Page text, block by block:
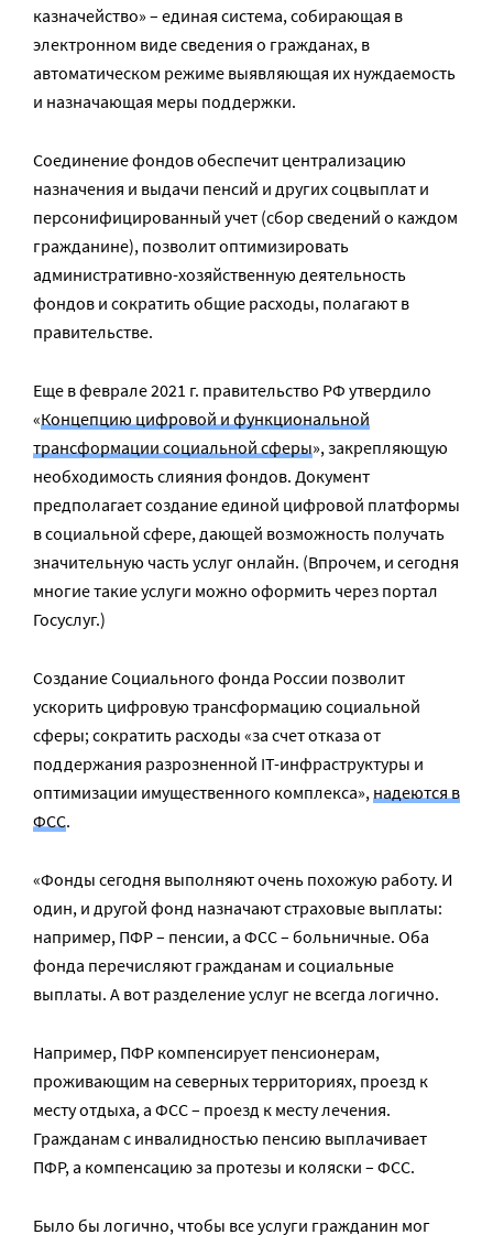
казначейство» – единая система, собирающая в
электронном виде сведения о гражданах, в
автоматическом режиме выявляющая их нуждаемость
и назначающая меры поддержки.
Соединение фондов обеспечит централизацию
назначения и выдачи пенсий и других соцвыплат и
персонифицированный учет (сбор сведений о каждом
гражданине), позволит оптимизировать
административно-хозяйственную деятельность
фондов и сократить общие расходы, полагают в
правительстве.
Еще в феврале 2021 г. правительство РФ утвердило
«Концепцию цифровой и функциональной
трансформации социальной сферы», закрепляющую
необходимость слияния фондов. Документ
предполагает создание единой цифровой платформы
в социальной сфере, дающей возможность получать
значительную часть услуг онлайн. (Впрочем, и сегодня
многие такие услуги можно оформить через портал
Госуслуг.)
Создание Социального фонда России позволит
ускорить цифровую трансформацию социальной
сферы; сократить расходы «за счет отказа от
поддержания разрозненной IT-инфраструктуры и
оптимизации имущественного комплекса»,надеются в
ФСС.
«Фонды сегодня выполняют очень похожую работу. И
один, и другой фонд назначают страховые выплаты:
например, ПФР – пенсии, а ФСС – больничные. Оба
фонда перечисляют гражданам и социальные
выплаты. А вот разделение услуг не всегда логично.
Например, ПФР компенсирует пенсионерам,
проживающим на северных территориях, проезд к
месту отдыха, а ФСС – проезд к месту лечения.
Гражданам с инвалидностью пенсию выплачивает
ПФР, а компенсацию за протезы и коляски – ФСС.
Было бы логично, чтобы все услуги гражданин мог